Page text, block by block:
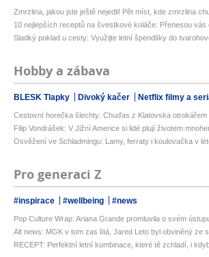
Zmrzlina, jakou jste ještě nejedli! Pět míst, kde zmrzlina
10 nejlepších receptů na švestkové koláče: Přenesou vás
Sladký poklad u cesty: Využijte letní špendlíky do
Hobby a zábava
BLESK Tlapky Divoký kačer Netflix filmy a
Cestovní horečka šlechty: Chuďas z Klatovska otrokářem
Filip Vondrášek: V Jižní Americe si lidé plují životem
Osvěžení ve Schladmingu: Lamy, ferraty i koulovačka v
Pro generaci Z
#inspirace #wellbeing #news
Pop Culture Wrap: Ariana Grande promluvila o svém
Alt news: MGK v tom zas lítá, Jared Leto byl obviněný ze
RECEPT: Perfektní letní kombinace, které tě zchladí, i